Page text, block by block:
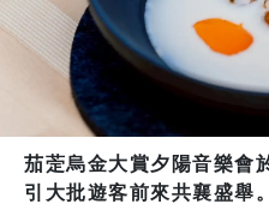
茄萣烏金大賞夕陽音樂會
引大批遊客前來共襄盛舉